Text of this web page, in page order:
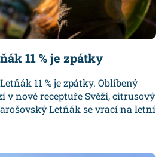
11 % je zpátky
11 % je zpátky. Oblíbený
v nové receptuře Svěží, citrusový
Letňák se vrací na letní